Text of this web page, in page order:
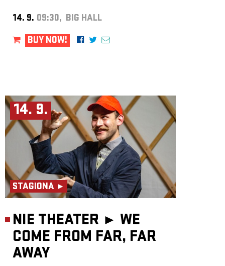
14. 9. 09:30, BIG HALL
BUY NOW!
14. 9.
STAGIONA ►
NIE THEATER ► WE
COME FROM FAR, FAR
AWAY